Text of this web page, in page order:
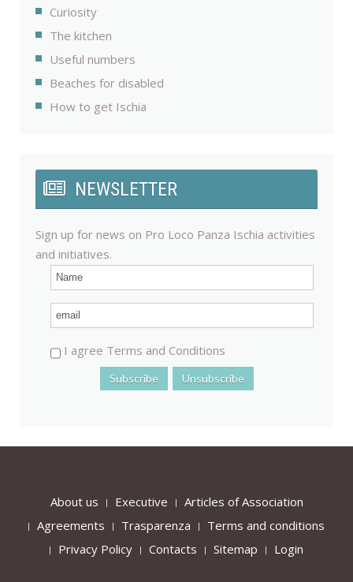
Curiosity
The kitchen
Useful numbers
Beaches for disabled
How to get Ischia
NEWSLETTER
Sign up for news on Pro Loco Panza Ischia activities
and initiatives.
I agree Terms and Conditions
About us Executive
Articles of Association
Agreements
Trasparenza
Terms and conditions
Privacy Policy
Contacts Sitemap Login